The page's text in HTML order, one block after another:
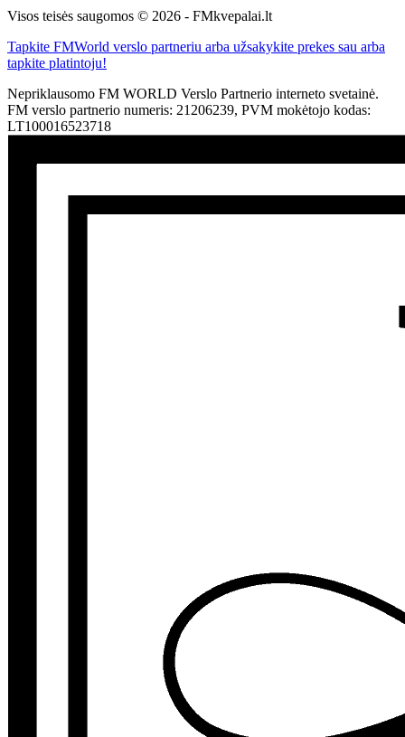
Visos teisės saugomos © 2026 - FMkvepalai.lt
Tapkite FMWorld verslo partneriu arba užsakykite prekes sau arba
tapkite platintoju!
Nepriklausomo FM WORLD Verslo Partnerio interneto svetainė.
FM verslo partnerio numeris: 21206239, PVM mokėtojo kodas:
LT100016523718